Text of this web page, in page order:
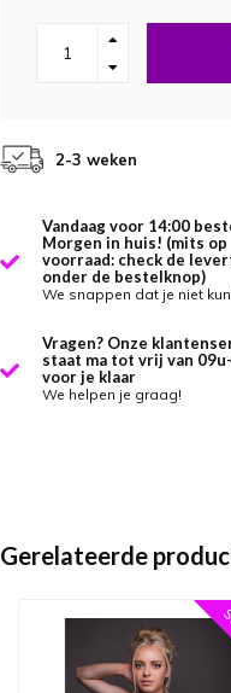
2-3 weken
Vandaag voor 14:00
Morgen in huis! (mits op
voorraad: check de
onder de bestelknop)
We snappen dat je niet
Vragen? Onze
staat ma tot vrij van
voor je klaar
We helpen je graag!
Gerelateerde